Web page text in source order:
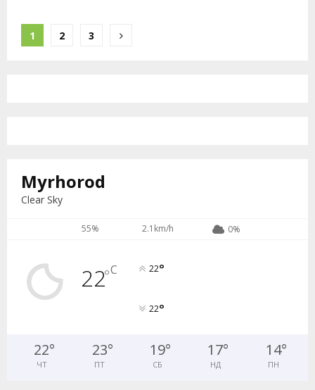
Пагінація
1 2 3
Myrhorod
Clear Sky
55% 2.1km/h 0%
22°C 22°
22°
22°
ЧТ
23°
ПТ
19°
СБ
17°
НД
14°
ПН